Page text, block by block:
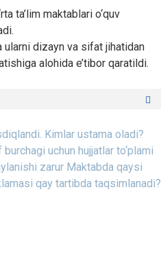
ta’lim maktablari o‘quv
ularni dizayn va sifat jihatidan
alohida e’tibor qaratildi.
Kimlar ustama oladi?
burchagi uchun hujjatlar to‘plami
zarur Maktabda qaysi
qay tartibda taqsimlanadi?